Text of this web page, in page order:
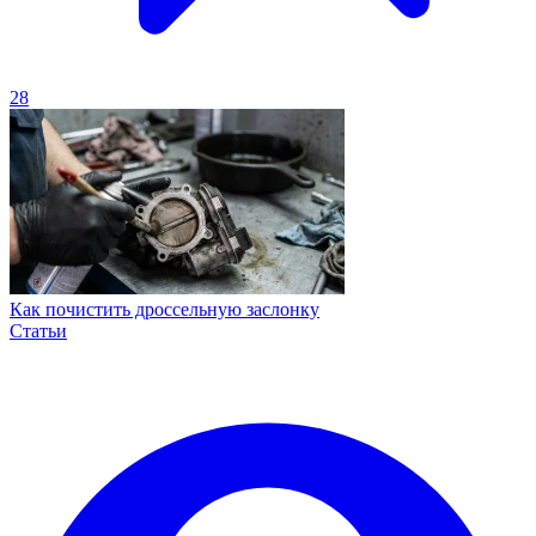
28
Как почистить дроссельную заслонку
Статьи